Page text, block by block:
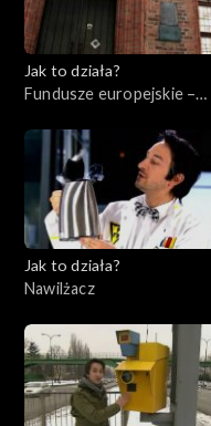
Jak to działa?
Fundusze europejskie –
Jak to działa?
Nawilżacz